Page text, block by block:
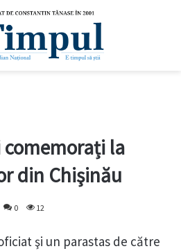
la
din Chişinău
0 12
şi un parastas de către